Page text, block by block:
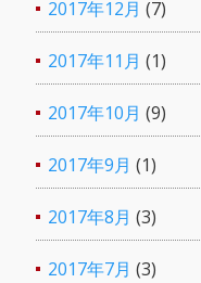
2017年12月 (7)
2017年11月 (1)
2017年10月 (9)
2017年9月 (1)
2017年8月 (3)
2017年7月 (3)